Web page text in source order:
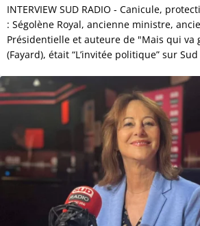
INTERVIEW SUD RADIO - Canicule,
: Ségolène Royal, ancienne ministre,
Présidentielle et auteure de "Mais qui va
(Fayard), était “L’invitée politique” sur